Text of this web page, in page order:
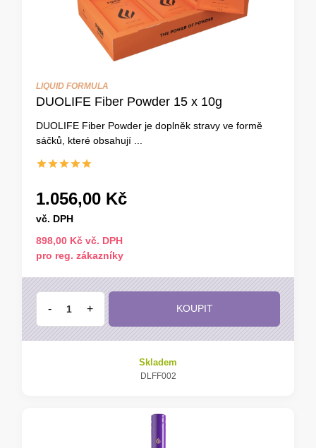
LIQUID FORMULA
DUOLIFE Fiber Powder 15 x 10g
DUOLIFE Fiber Powder je doplněk stravy ve formě
sáčků, které obsahují ...
1.056,00 Kč
vč. DPH
898,00 Kč vč. DPH
pro reg. zákazníky
- + KOUPIT
Skladem
DLFF002